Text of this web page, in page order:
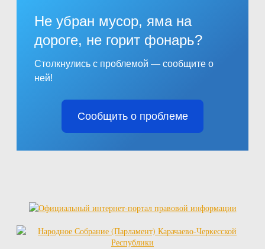
Не убран мусор, яма на
дороге, не горит фонарь?
Столкнулись с проблемой — сообщите о
ней!
Сообщить о проблеме